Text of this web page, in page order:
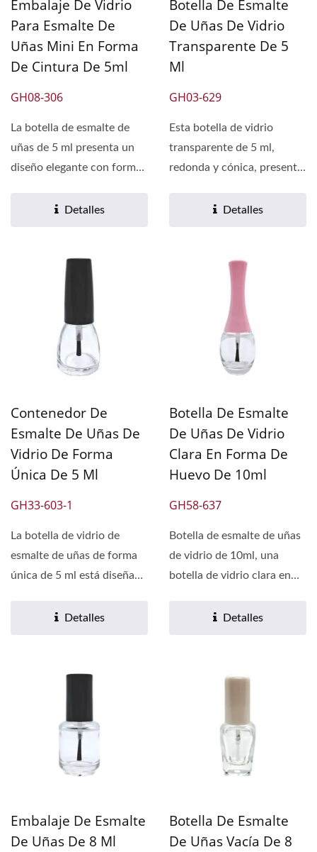
Embalaje De Vidrio
Para Esmalte De
Uñas Mini En Forma
De Cintura De 5ml
GH08-306
La botella de esmalte de
uñas de 5 ml presenta un
diseño elegante con forma
Detalles
Botella De Esmalte
De Uñas De Vidrio
Transparente De 5
Ml
GH03-629
Esta botella de vidrio
transparente de 5 ml,
redonda y cónica, presenta
Detalles
Contenedor De
Esmalte De Uñas De
Vidrio De Forma
Única De 5 Ml
GH33-603-1
La botella de vidrio de
esmalte de uñas de forma
única de 5 ml está diseñada
entusiastas...Detalles
Botella De Esmalte
De Uñas De Vidrio
Clara En Forma De
Huevo De 10ml
GH58-637
Botella de esmalte de uñas
de vidrio de 10ml, una
botella de vidrio clara en
Detalles
Embalaje De Esmalte
De Uñas De 8 Ml
Botella De Esmalte
De Uñas Vacía De 8